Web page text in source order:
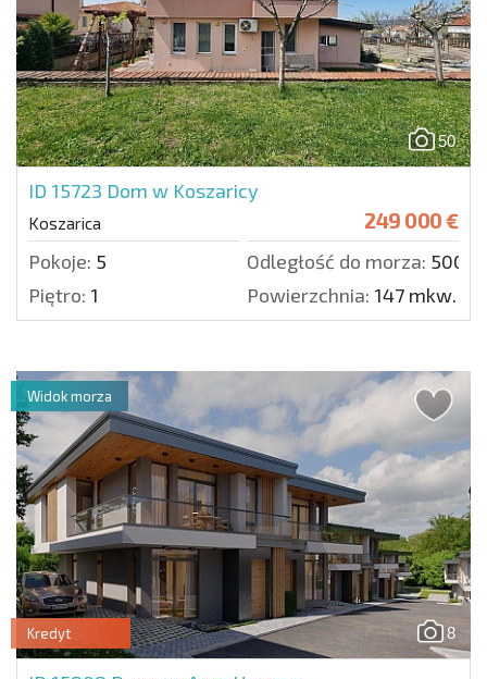
50
ID 15723 Dom w Koszaricy
Koszarica 249 000 €
Pokoje: 5 Odległość do morza: 5000
Piętro: 1 Powierzchnia: 147 mkw.
8
Kredyt
Widok morza